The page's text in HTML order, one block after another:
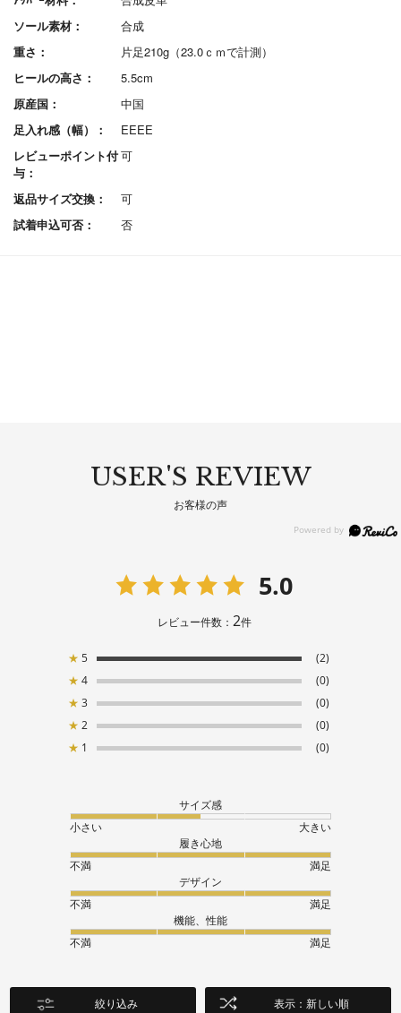
ソール素材：
合成
重さ：
片足210g（23.0ｃｍで計測）
ヒールの高さ：
5.5cm
原産国：
中国
足入れ感（幅）：
EEEE
レビューポイント付
与：
可
返品サイズ交換：
可
試着申込可否：
否
USER'S REVIEW
お客様の声
5.0
レビュー件数： 2件
★ 5
(2)
★ 4
(0)
★ 3
(0)
★ 2
(0)
★ 1 (0)
サイズ感
小さい
大きい
履き心地
不満
満足
デザイン
不満
満足
機能、性能
不満
満足
絞り込み 表示：新しい順